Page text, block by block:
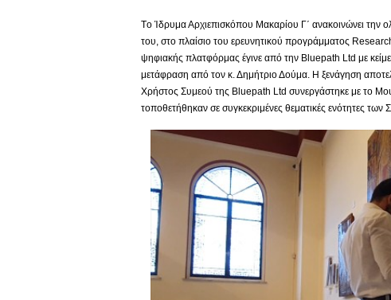
Tο Ίδρυμα Αρχιεπισκόπου Μακαρίου Γ΄ ανακοινώνει
του, στο πλαίσιο του ερευνητικού προγράμματος
ψηφιακής πλατφόρμας έγινε από την Βluepath Ltd με
μετάφραση από τον κ. Δημήτριο Δούμα. Η ξενάγηση
Χρήστος Συμεού της Bluepath Ltd συνεργάστηκε με το
τοποθετήθηκαν σε συγκεκριμένες θεματικές ενότητες των